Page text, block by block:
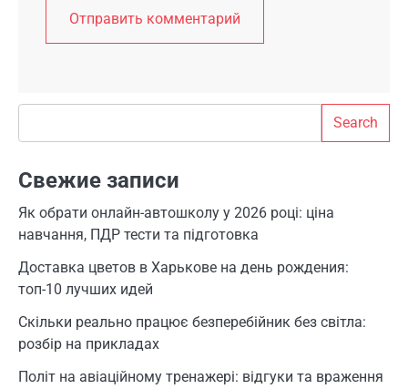
Search
Свежие записи
Як обрати онлайн-автошколу у 2026 році: ціна
навчання, ПДР тести та підготовка
Доставка цветов в Харькове на день рождения:
топ-10 лучших идей
Скільки реально працює безперебійник без світла:
розбір на прикладах
Політ на авіаційному тренажері: відгуки та враження